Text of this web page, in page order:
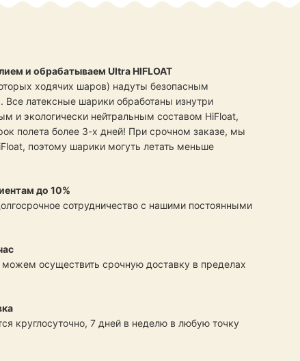
и обрабатываем Ultra HIFLOAT
ходячих шаров) надуты безопасным
Все латексные шарики обработаны изнутри
и экологически нейтральным составом HiFloat,
полета более 3-х дней! При срочном заказе, мы
поэтому шарики могуть летать меньше
до 10%
сотрудничество с нашими постоянными
осуществить срочную доставку в пределах
круглосуточно, 7 дней в неделю в любую точку